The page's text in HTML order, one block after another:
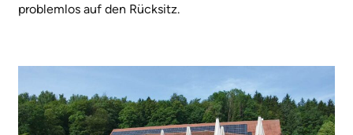
problemlos auf den Rücksitz.